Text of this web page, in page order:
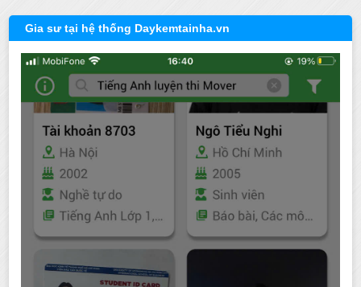
Gia sư tại hệ thống Daykemtainha.vn